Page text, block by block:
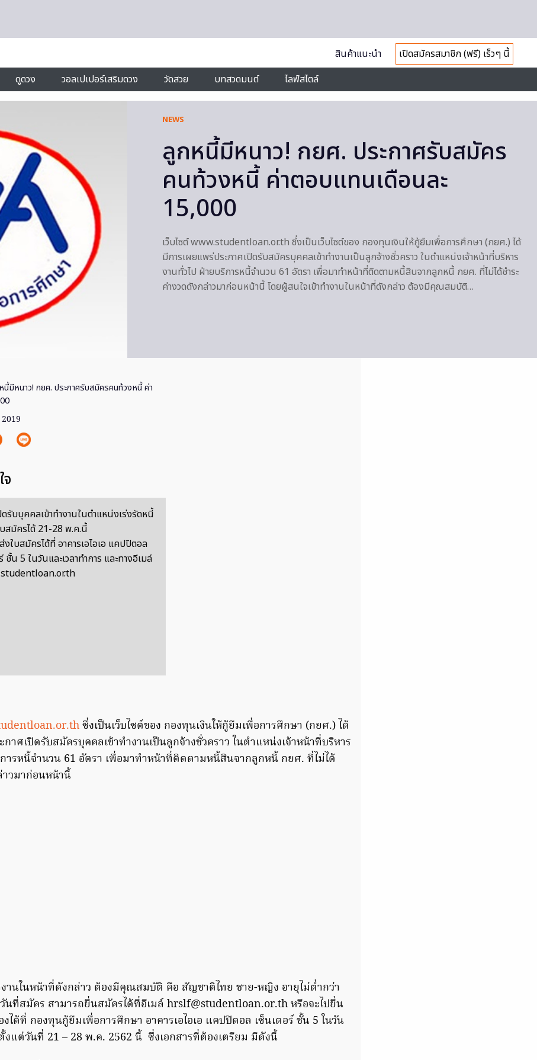
สินค้าแนะนำ
เปิดสมัครสมาชิก (ฟรี) เร็วๆ นี้
ดูดวง วอลเปเปอร์เสริมดวง วัดสวย บทสวดมนต์ ไลฟ์สไตล์
NEWS
ลูกหนี้มีหนาว! กยศ. ประกาศรับสมัคร
คนท้วงหนี้ ค่าตอบแทนเดือนละ
15,000
เว็บไซต์ www.studentloan.or.th ซึ่งเป็นเว็บไซต์ของ กองทุนเงินให้กู้ยืมเพื่อการศึกษา (กยศ.) ได้
มีการเผยแพร่ประกาศเปิดรับสมัครบุคคลเข้าทำงานเป็นลูกจ้างชั่วคราว ในตำแหน่งเจ้าหน้าที่บริหาร
งานทั่วไป ฝ่ายบริการหนี้จำนวน 61 อัตรา เพื่อมาทำหน้าที่ติดตามหนี้สินจากลูกหนี้ กยศ. ที่ไม่ได้ชำระ
ค่างวดดังกล่าวมาก่อนหน้านี้ โดยผู้สนใจเข้าทำงานในหน้าที่ดังกล่าว ต้องมีคุณสมบัติ…
นี้มีหนาว! กยศ. ประกาศรับสมัครคนท้วงหนี้ ค่า
รับบุคคลเข้าทำงานในตำแหน่งเร่งรัดหนี้
สมัครได้ 21-28 พ.ค.นี้
งใบสมัครได้ที่ อาคารเอไอเอ แคปปิตอล
ชั้น 5 ในวันและเวลาทำการ และทางอีเมล์
ซึ่งเป็นเว็บไซต์ของ กองทุนเงินให้กู้ยืมเพื่อการศึกษา (กยศ.) ได้
าศเปิดรับสมัครบุคคลเข้าทำงานเป็นลูกจ้างชั่วคราว ในตำแหน่งเจ้าหน้าที่บริหาร
ารหนี้จำนวน 61 อัตรา เพื่อมาทำหน้าที่ติดตามหนี้สินจากลูกหนี้ กยศ. ที่ไม่ได้
าวมาก่อนหน้านี้
งานในหน้าที่ดังกล่าว ต้องมีคุณสมบัติ คือ สัญชาติไทย ชาย-หญิง อายุไม่ต่ำกว่า
ที่สมัคร สามารถยื่นสมัครได้ที่อีเมล์ hrslf@studentloan.or.thหรือจะไปยื่น
ได้ที่ กองทุนกู้ยืมเพื่อการศึกษา อาคารเอไอเอ แคปปิตอล เซ็นเตอร์ ชั้น 5 ในวัน
งแต่วันที่ 21 – 28 พ.ค. 2562 นี้ ซึ่งเอกสารที่ต้องเตรียม มีดังนี้